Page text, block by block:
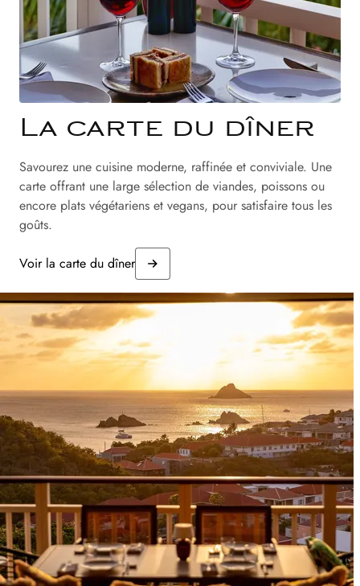
La carte du dîner
Savourez une cuisine moderne, raffinée et conviviale. Une
carte offrant une large sélection de viandes, poissons ou
encore plats végétariens et vegans, pour satisfaire tous les
goûts.
Voir la carte du dîner